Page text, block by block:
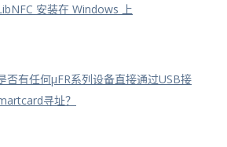
安装在 Windows 上
否有任何μFR系列设备直接通过USB接
寻址？